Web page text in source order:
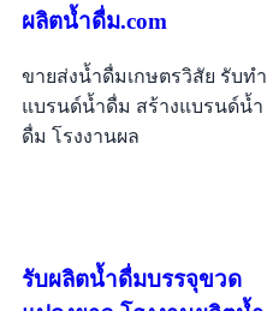
ผลิตน้ำดื่ม.com
ขายส่งน้ำดื่มเกษตรวิสัย รับทำ
แบรนด์น้ำดื่ม สร้างแบรนด์น้ำ
ดื่ม โรงงานผล
รับผลิตน้ำดื่มบรรจุขวด